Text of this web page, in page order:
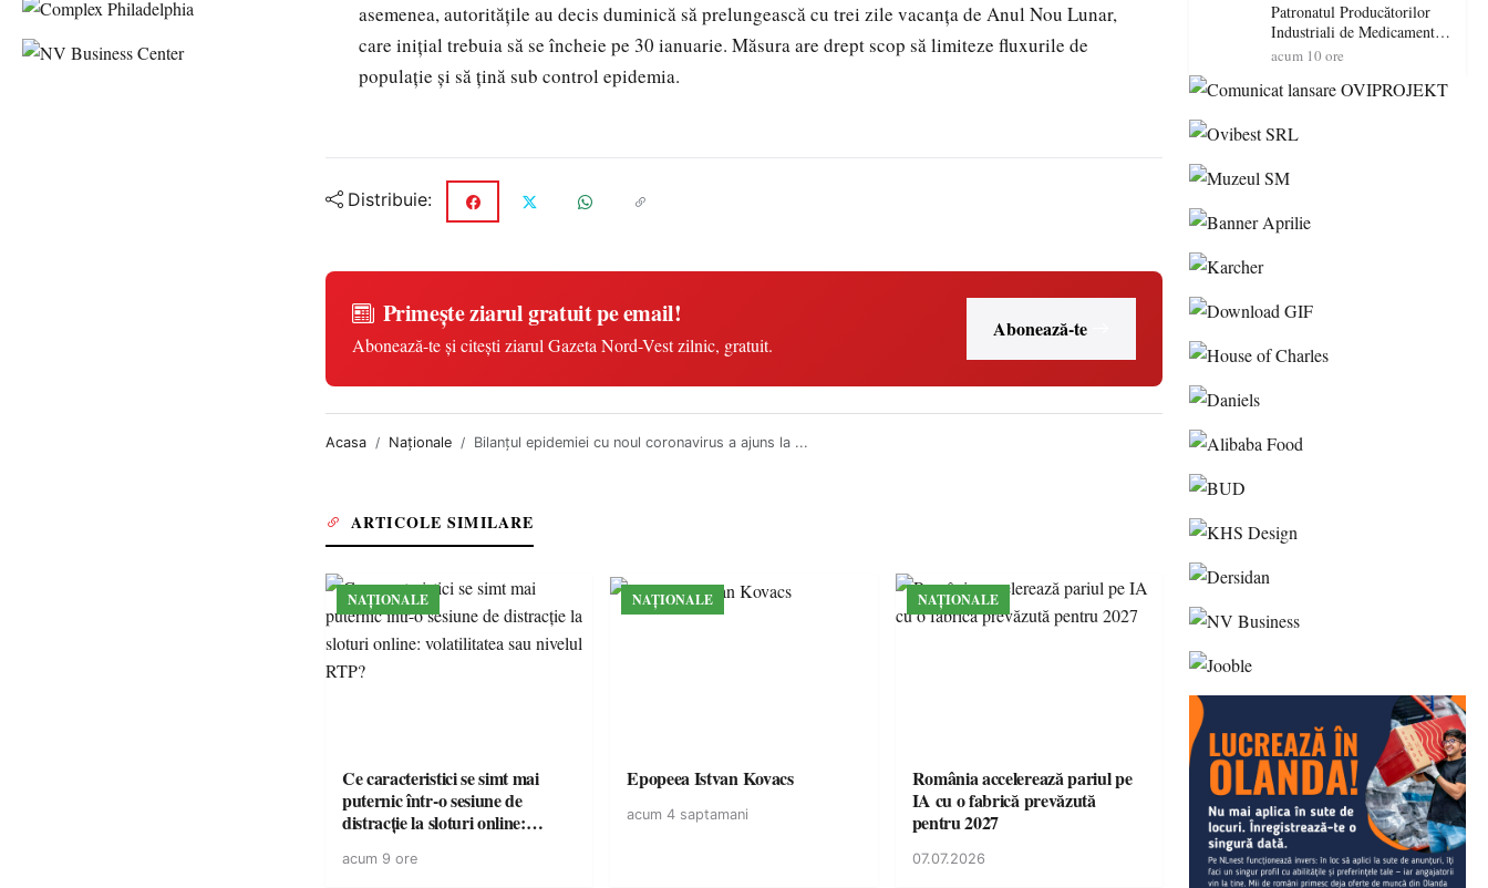
asemenea, autoritățile au decis duminică să prelungească cu trei zile vacanța de Anul Nou Lunar,
care inițial trebuia să se încheie pe 30 ianuarie. Măsura are drept scop să limiteze fluxurile de
populație și să țină sub control epidemia.
Distribuie:
Primește ziarul gratuit pe email!
Abonează-te și citești ziarul Gazeta Nord-Vest zilnic, gratuit.
Abonează-te
Acasa Naționale Bilanțul epidemiei cu noul coronavirus a ajuns la ...
ARTICOLE SIMILARE
NAȚIONALE
Ce caracteristici se simt mai
puternic într-o sesiune de
distracție la sloturi online:
acum 9 ore
NAȚIONALE
Epopeea Istvan Kovacs
acum 4 saptamani
NAȚIONALE
România accelerează pariul pe
IA cu o fabrică prevăzută
pentru 2027
07.07.2026
Patronatul Producătorilor
Industriali de Medicamente
din România (PRIMER):
energie electrică a fabricilor
pericol accesul pacienților la
acum 10 ore